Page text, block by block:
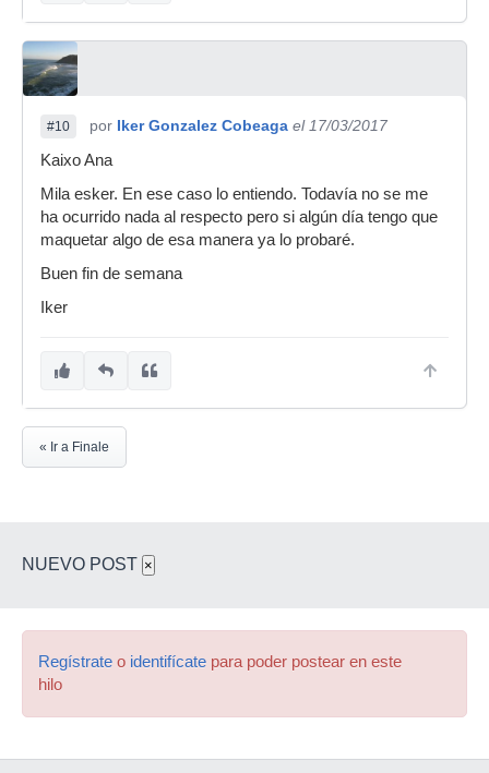
#10 por Iker Gonzalez Cobeaga el 17/03/2017
Kaixo Ana
Mila esker. En ese caso lo entiendo. Todavía no se me
ha ocurrido nada al respecto pero si algún día tengo que
maquetar algo de esa manera ya lo probaré.
Buen fin de semana
Iker
« Ir a Finale
NUEVO POST ×
Regístrate o identifícate para poder postear en este
hilo